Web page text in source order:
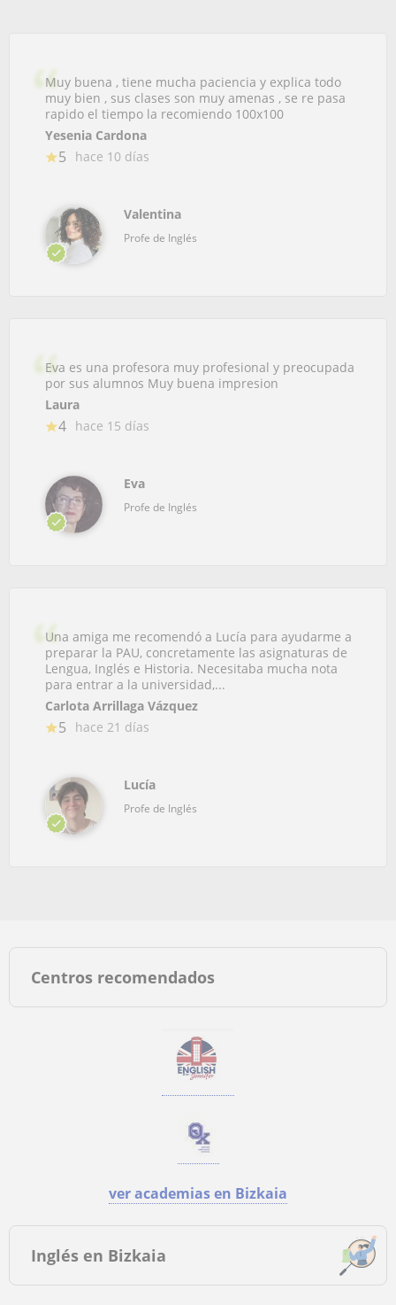
Muy buena , tiene mucha paciencia y explica todo
muy bien , sus clases son muy amenas , se re pasa
rapido el tiempo la recomiendo 100x100
Yesenia Cardona
5 hace 10 días
Valentina
Profe de Inglés
Eva es una profesora muy profesional y preocupada
por sus alumnos Muy buena impresion
Laura
4 hace 15 días
Eva
Profe de Inglés
Una amiga me recomendó a Lucía para ayudarme a
preparar la PAU, concretamente las asignaturas de
Lengua, Inglés e Historia. Necesitaba mucha nota
para entrar a la universidad,...
Carlota Arrillaga Vázquez
5 hace 21 días
Lucía
Profe de Inglés
Centros recomendados
ver academias en Bizkaia
Inglés en Bizkaia